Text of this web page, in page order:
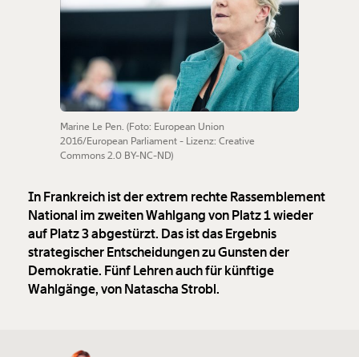
Marine Le Pen. (Foto: European Union
2016/European Parliament - Lizenz: Creative
Commons 2.0 BY-NC-ND)
In Frankreich ist der extrem rechte Rassemblement
National im zweiten Wahlgang von Platz 1 wieder
auf Platz 3 abgestürzt. Das ist das Ergebnis
strategischer Entscheidungen zu Gunsten der
Demokratie. Fünf Lehren auch für künftige
Wahlgänge, von Natascha Strobl.